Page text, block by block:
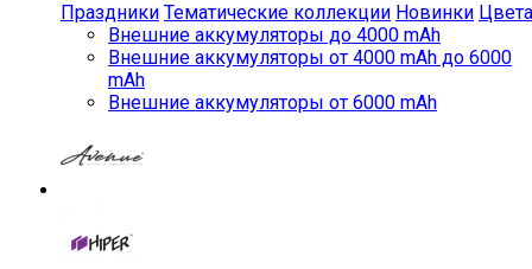
Праздники Тематические коллекции Новинки Цвета
Внешние аккумуляторы до 4000 mAh
Внешние аккумуляторы от 4000 mAh до 6000
mAh
Внешние аккумуляторы от 6000 mAh